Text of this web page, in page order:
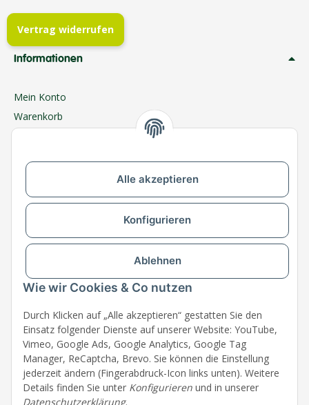
Alle akzeptieren
Konfigurieren
Ablehnen
Wie wir Cookies & Co nutzen
Durch Klicken auf „Alle akzeptieren“ gestatten Sie den
Einsatz folgender Dienste auf unserer Website: YouTube,
Vimeo, Google Ads, Google Analytics, Google Tag
Manager, ReCaptcha, Brevo. Sie können die Einstellung
jederzeit ändern (Fingerabdruck-Icon links unten). Weitere
Details finden Sie unter Konfigurieren und in unserer
Datenschutzerklärung.
Vertrag widerrufen
Informationen
Mein Konto
Warenkorb
MEGAZOO in Ihrer Nähe
Zu MEGAZOO-nord.de wechseln
Versandpartner & Zahlungsmöglichkeiten